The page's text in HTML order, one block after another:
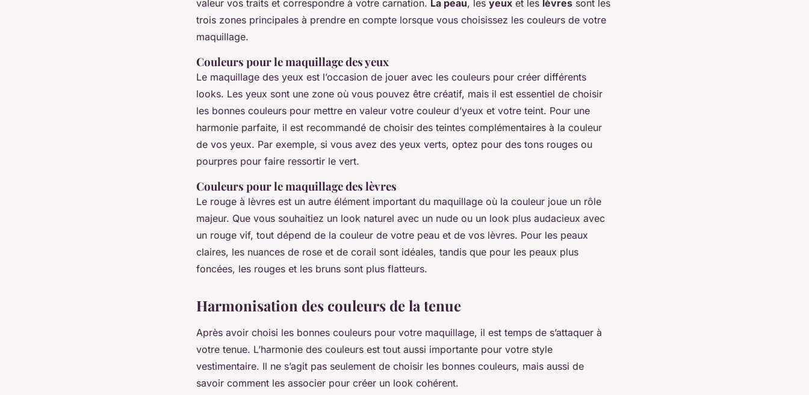
valeur vos traits et correspondre à votre carnation. La peau, les yeux et les lèvres sont les
trois zones principales à prendre en compte lorsque vous choisissez les couleurs de votre
maquillage.
Couleurs pour le maquillage des yeux
Le maquillage des yeux est l’occasion de jouer avec les couleurs pour créer différents
looks. Les yeux sont une zone où vous pouvez être créatif, mais il est essentiel de choisir
les bonnes couleurs pour mettre en valeur votre couleur d’yeux et votre teint. Pour une
harmonie parfaite, il est recommandé de choisir des teintes complémentaires à la couleur
de vos yeux. Par exemple, si vous avez des yeux verts, optez pour des tons rouges ou
pourpres pour faire ressortir le vert.
Couleurs pour le maquillage des lèvres
Le rouge à lèvres est un autre élément important du maquillage où la couleur joue un rôle
majeur. Que vous souhaitiez un look naturel avec un nude ou un look plus audacieux avec
un rouge vif, tout dépend de la couleur de votre peau et de vos lèvres. Pour les peaux
claires, les nuances de rose et de corail sont idéales, tandis que pour les peaux plus
foncées, les rouges et les bruns sont plus flatteurs.
Harmonisation des couleurs de la tenue
Après avoir choisi les bonnes couleurs pour votre maquillage, il est temps de s’attaquer à
votre tenue. L’harmonie des couleurs est tout aussi importante pour votre style
vestimentaire. Il ne s’agit pas seulement de choisir les bonnes couleurs, mais aussi de
savoir comment les associer pour créer un look cohérent.